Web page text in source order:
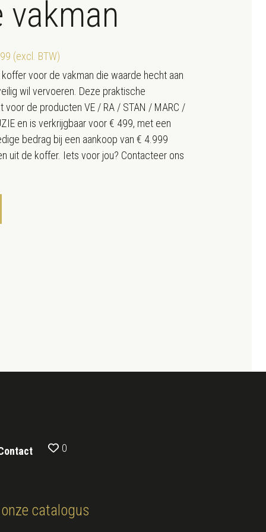
vakman
(excl. BTW)
voor de vakman die waarde hecht aan
wil vervoeren. Deze praktische
de producten VE / RA / STAN / MARC /
en is verkrijgbaar voor € 499, met een
bedrag bij een aankoop van € 4.999
uit de koffer. Iets voor jou? Contacteer ons
0
catalogus